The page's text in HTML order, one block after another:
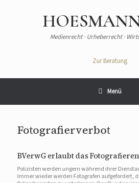
Medienrecht · Urheberrecht ·
Zur Beratung
Menü
Fotografierverbot
BVerwG erlaubt das
Polizisten werden ungern während ihrer
Immer wieder werden Fotografen aufgefordert,